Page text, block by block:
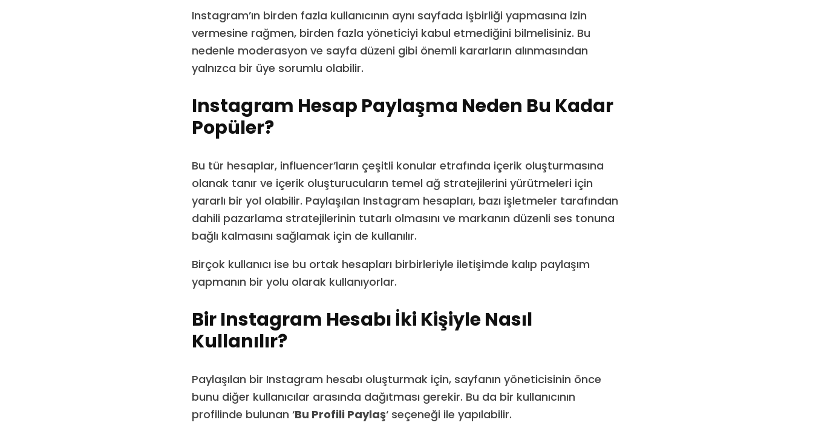
Instagram’ın birden fazla kullanıcının aynı sayfada işbirliği yapmasına izin
vermesine rağmen, birden fazla yöneticiyi kabul etmediğini bilmelisiniz. Bu
nedenle moderasyon ve sayfa düzeni gibi önemli kararların alınmasından
yalnızca bir üye sorumlu olabilir.
Instagram Hesap Paylaşma Neden Bu Kadar
Popüler?
Bu tür hesaplar, influencer’ların çeşitli konular etrafında içerik oluşturmasına
olanak tanır ve içerik oluşturucuların temel ağ stratejilerini yürütmeleri için
yararlı bir yol olabilir. Paylaşılan Instagram hesapları, bazı işletmeler tarafından
dahili pazarlama stratejilerinin tutarlı olmasını ve markanın düzenli ses tonuna
bağlı kalmasını sağlamak için de kullanılır.
Birçok kullanıcı ise bu ortak hesapları birbirleriyle iletişimde kalıp paylaşım
yapmanın bir yolu olarak kullanıyorlar.
Bir Instagram Hesabı İki Kişiyle Nasıl
Kullanılır?
Paylaşılan bir Instagram hesabı oluşturmak için, sayfanın yöneticisinin önce
bunu diğer kullanıcılar arasında dağıtması gerekir. Bu da bir kullanıcının
profilinde bulunan ‘Bu Profili Paylaş‘ seçeneği ile yapılabilir.